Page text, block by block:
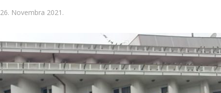
26. Novembra 2021.